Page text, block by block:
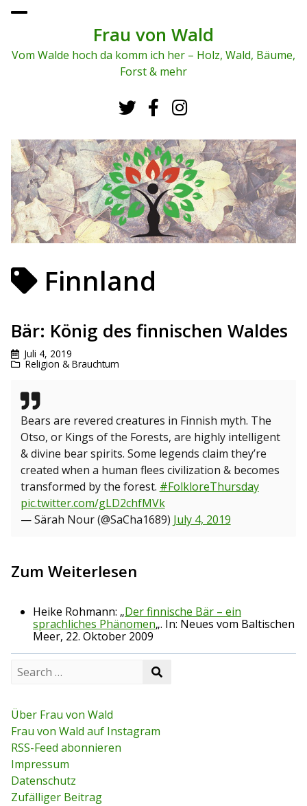
To
me
Frau von Wald
Vom Walde hoch da komm ich her – Holz, Wald, Bäume,
Forst & mehr
Finnland
Bär: König des finnischen Waldes
Juli 4, 2019
Religion & Brauchtum
Bears are revered creatures in Finnish myth. The
Otso, or Kings of the Forests, are highly intelligent
& divine bear spirits. Some legends claim they’re
created when a human flees civilization & becomes
transformed by the forest. #FolkloreThursday
pic.twitter.com/gLD2chfMVk
— Särah Nour (@SaCha1689) July 4, 2019
Zum Weiterlesen
Heike Rohmann: „Der finnische Bär – ein
sprachliches Phänomen„. In: Neues vom Baltischen
Meer, 22. Oktober 2009
c
h
f
o
r
:
Über Frau von Wald
Frau von Wald auf Instagram
RSS-Feed abonnieren
Impressum
Datenschutz
Zufälliger Beitrag